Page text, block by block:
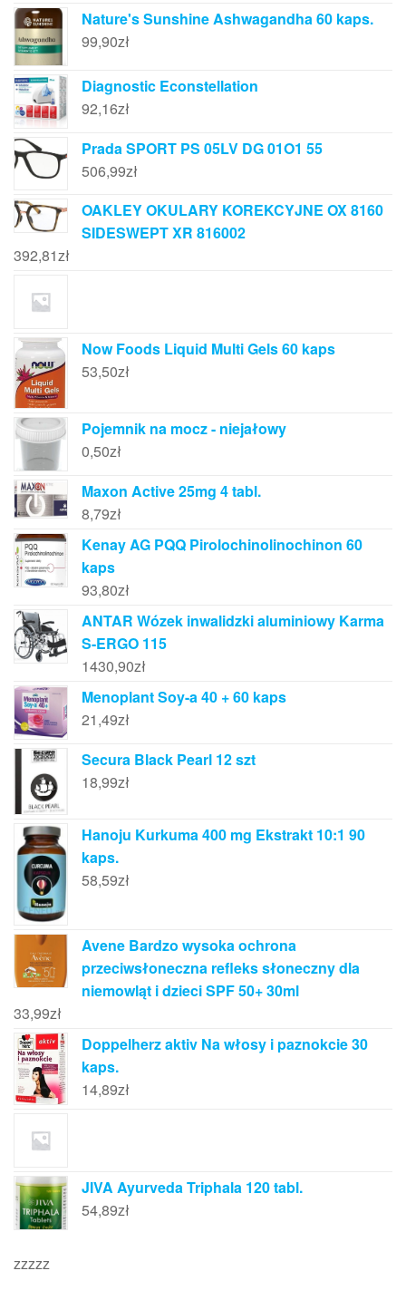
Nature's Sunshine Ashwagandha 60 kaps.
99,90zł
Diagnostic Econstellation
92,16zł
Prada SPORT PS 05LV DG 01O1 55
506,99zł
OAKLEY OKULARY KOREKCYJNE OX 8160
SIDESWEPT XR 816002
392,81zł
Now Foods Liquid Multi Gels 60 kaps
53,50zł
Pojemnik na mocz - niejałowy
0,50zł
Maxon Active 25mg 4 tabl.
8,79zł
Kenay AG PQQ Pirolochinolinochinon 60
kaps
93,80zł
ANTAR Wózek inwalidzki aluminiowy Karma
S-ERGO 115
1430,90zł
Menoplant Soy-a 40 + 60 kaps
21,49zł
Secura Black Pearl 12 szt
18,99zł
Hanoju Kurkuma 400 mg Ekstrakt 10:1 90
kaps.
58,59zł
Avene Bardzo wysoka ochrona
przeciwsłoneczna refleks słoneczny dla
niemowląt i dzieci SPF 50+ 30ml
33,99zł
Doppelherz aktiv Na włosy i paznokcie 30
kaps.
14,89zł
JIVA Ayurveda Triphala 120 tabl.
54,89zł
zzzzz